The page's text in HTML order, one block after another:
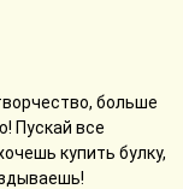
больше
Пускай все
купить булку,